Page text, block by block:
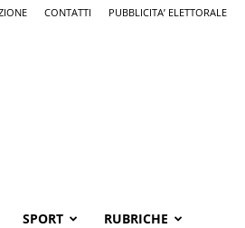
CONTATTI PUBBLICITA’ ELETTORALE
SPORT RUBRICHE